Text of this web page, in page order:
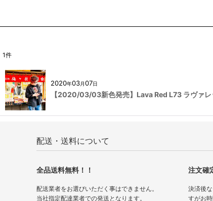
1件
2020年03月07日
【2020/03/03新色発売】Lava Red L73 ラヴァ
配送・送料について
全品送料無料！！
配送業者をお選びいただく事はできません。
当社指定配達業者での発送となります。
注文確
決済後
すがお